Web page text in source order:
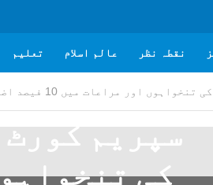
نقطہ نظر عالم اسلام تعلیم
اور مراعات میں 10 فیصد اضافہ
سپریم
کی